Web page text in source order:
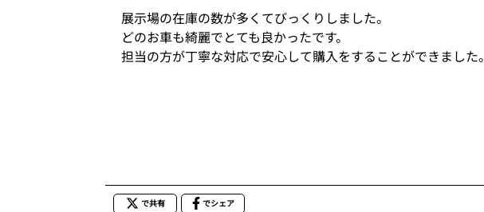
展示場の在庫の数が多くてびっくりしました。
どのお車も綺麗でとても良かったです。
担当の方が丁寧な対応で安心して購入をすることができました。
で共有 でシェア